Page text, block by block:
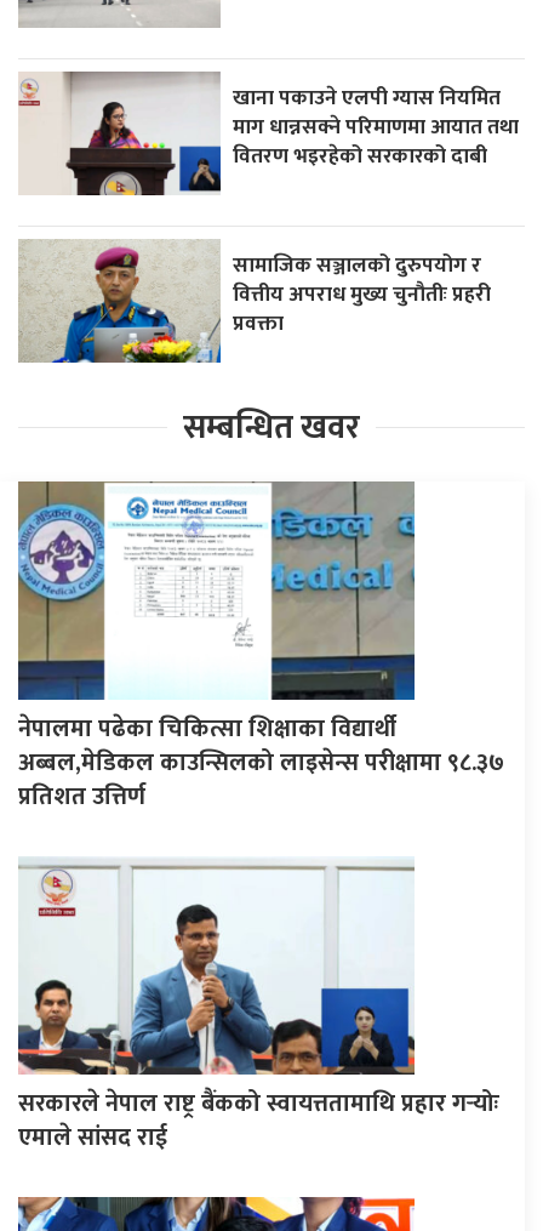
खाना पकाउने एलपी ग्यास नियमित
माग धान्नसक्ने परिमाणमा आयात तथा
वितरण भइरहेको सरकारको दाबी
सामाजिक सञ्जालको दुरुपयोग र
वित्तीय अपराध मुख्य चुनौतीः प्रहरी
प्रवक्ता
सम्बन्धित खवर
नेपालमा पढेका चिकित्सा शिक्षाका विद्यार्थी
अब्बल,मेडिकल काउन्सिलको लाइसेन्स परीक्षामा ९८.३७
प्रतिशत उत्तिर्ण
सरकारले नेपाल राष्ट्र बैंकको स्वायत्ततामाथि प्रहार गर्‍योः
एमाले सांसद राई